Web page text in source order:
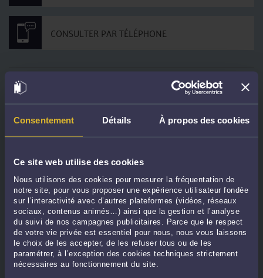
Consentement Détails À propos des cookies
Ce site web utilise des cookies
Nous utilisons des cookies pour mesurer la fréquentation de
notre site, pour vous proposer une expérience utilisateur fondée
sur l’interactivité avec d’autres plateformes (vidéos, réseaux
sociaux, contenus animés…) ainsi que la gestion et l’analyse
du suivi de nos campagnes publicitaires. Parce que le respect
de votre vie privée est essentiel pour nous, nous vous laissons
le choix de les accepter, de les refuser tous ou de les
paramétrer, à l’exception des cookies techniques strictement
nécessaires au fonctionnement du site.
CONSULTER PAR TÉLÉPHONE
DERNIÈRES PUBLICATIONS
Cession de sociétés à prépondérance immobilière françaises par des
sociétés belges : la CAA de Paris confirme l'imposition en France-Le 10 juin
SCI françaises détenues par des non-résidents belges : la réponse du
Gouvernement confirme l'absence de double imposition juridique mais
appelle à la prudence- Le 10 juin 2026 à 09:46
Un simple certificat de résidence fiscale andorran ne suffit pas à établir un
domicile fiscal à l'étranger-Le 2 juin 2026 à 15:47
ZFU-TE : suppression de l’exonération de taxe annuelle sur certains locaux
Le 19 mai 2026 à 12:33
Agrément fiscal outre-mer (Nouvelle-Calédonie) : le Conseil d’État encadre